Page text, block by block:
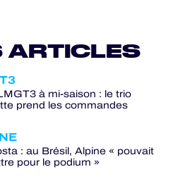
ARTICLES
à mi-saison : le trio
prend les commandes
: au Brésil, Alpine « pouvait
pour le podium »